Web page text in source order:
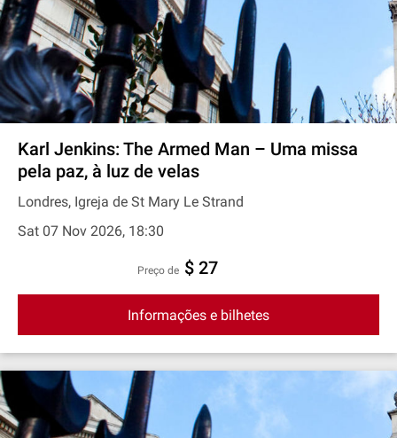
Karl Jenkins: The Armed Man – Uma missa
pela paz, à luz de velas
Londres, Igreja de St Mary Le Strand
Sat 07 Nov 2026, 18:30
preço de $ 27
Informações e bilhetes